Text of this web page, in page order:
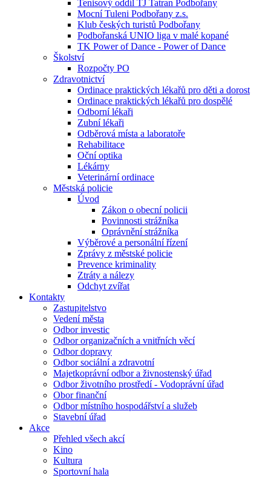
Tenisový oddíl TJ Tatran Podbořany
Mocní Tuleni Podbořany z.s.
Klub českých turistů Podbořany
Podbořanská UNIO liga v malé kopané
TK Power of Dance - Power of Dance
Školství
Rozpočty PO
Zdravotnictví
Ordinace praktických lékařů pro děti a dorost
Ordinace praktických lékařů pro dospělé
Odborní lékaři
Zubní lékaři
Odběrová místa a laboratoře
Rehabilitace
Oční optika
Lékárny
Veterinární ordinace
Městská policie
Úvod
Zákon o obecní policii
Povinnosti strážníka
Oprávnění strážníka
Výběrové a personální řízení
Zprávy z městské policie
Prevence kriminality
Ztráty a nálezy
Odchyt zvířat
Kontakty
Zastupitelstvo
Vedení města
Odbor investic
Odbor organizačních a vnitřních věcí
Odbor dopravy
Odbor sociální a zdravotní
Majetkoprávní odbor a živnostenský úřad
Odbor životního prostředí - Vodoprávní úřad
Obor finanční
Odbor místního hospodářství a služeb
Stavební úřad
Akce
Přehled všech akcí
Kino
Kultura
Sportovní hala